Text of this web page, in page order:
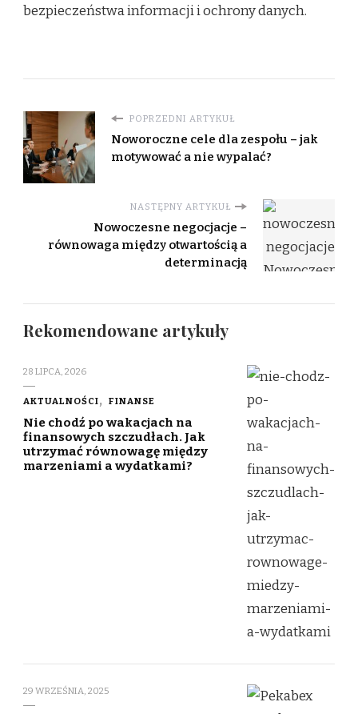
bezpieczeństwa informacji i ochrony danych.
POPRZEDNI ARTYKUŁ
Noworoczne cele dla zespołu – jak
motywować a nie wypalać?
NASTĘPNY ARTYKUŁ
Nowoczesne negocjacje –
równowaga między otwartością a
determinacją
Rekomendowane artykuły
28 LIPCA, 2026
AKTUALNOŚCI FINANSE
Nie chodź po wakacjach na
finansowych szczudłach. Jak
utrzymać równowagę między
marzeniami a wydatkami?
29 WRZEŚNIA, 2025